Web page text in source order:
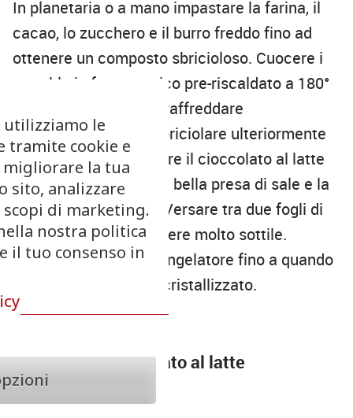
In planetaria o a mano impastare la farina, il
cacao, lo zucchero e il burro freddo fino ad
ottenere un composto sbricioloso. Cuocere i
crumble in forno statico pre-riscaldato a 180°
per 10/15 minuti. Far raffreddare
completamente poi sbriciolare ulteriormente
con le mani. Aggiungere il cioccolato al latte
fuso, l’olio di semi, una bella presa di sale e la
scorza di mandarino. Versare tra due fogli di
carta da forno e stendere molto sottile.
Riporre in frigo o in congelatore fino a quando
sarà completamente cristallizzato.
Bavarese al cioccolato al latte
75 g
latte
le
tramite cookie e
la tua
sito, analizzare
di marketing.
nostra politica
il tuo consenso in